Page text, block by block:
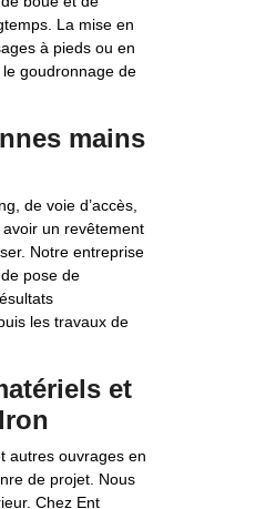
La mise en
à pieds ou en
goudronnage de
mains
de voie d’accès,
un revêtement
Notre entreprise
pose de
les travaux de
et
autres ouvrages en
de projet. Nous
Chez Ent